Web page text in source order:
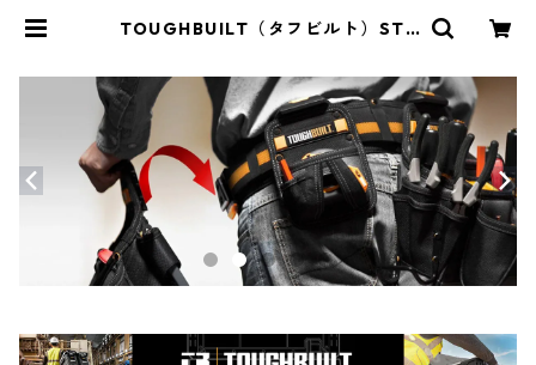
TOUGHBUILT（タフビルト）STA
-D-73 | THE DIY DEPOT